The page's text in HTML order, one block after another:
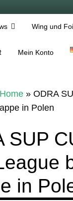
Wing und
Mein Konto
Home» ODRA
in Polen
SUP
in